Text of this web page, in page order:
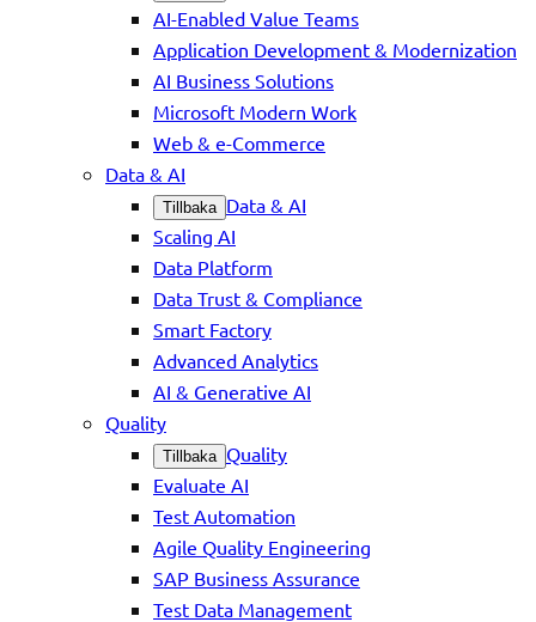
AI-Enabled Value Teams
Application Development & Modernization
AI Business Solutions
Microsoft Modern Work
Web & e-Commerce
Data & AI
Tillbaka Data & AI
Scaling AI
Data Platform
Data Trust & Compliance
Smart Factory
Advanced Analytics
AI & Generative AI
Quality
Tillbaka Quality
Evaluate AI
Test Automation
Agile Quality Engineering
SAP Business Assurance
Test Data Management